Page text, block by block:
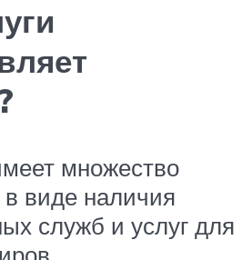
множество
виде наличия
служб и услуг для